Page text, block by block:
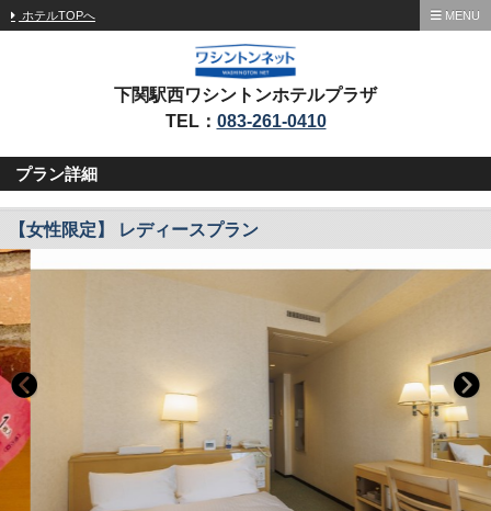
ホテルTOPへ MENU
下関駅西ワシントンホテルプラザ
TEL： 083-261-0410
プラン詳細
【女性限定】 レディースプラン